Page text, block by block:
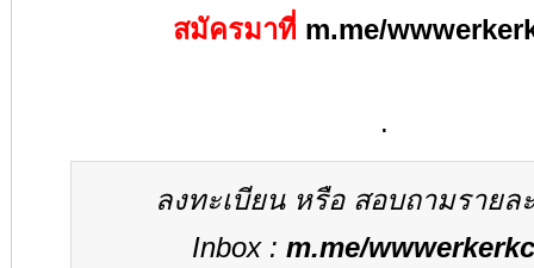
สมัครมาที่ m.me/
.
ลงทะเบียน หรือ สอบถามรายล
Inbox : m.me/